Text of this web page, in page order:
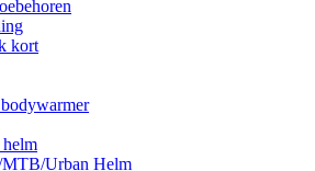
kort
helm
Urban Helm